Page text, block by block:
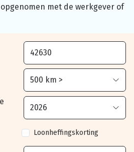
met de werkgever of
Loonheffingskorting